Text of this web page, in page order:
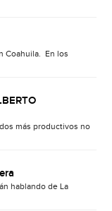
Coahuila. En los
más productivos no
hablando de La